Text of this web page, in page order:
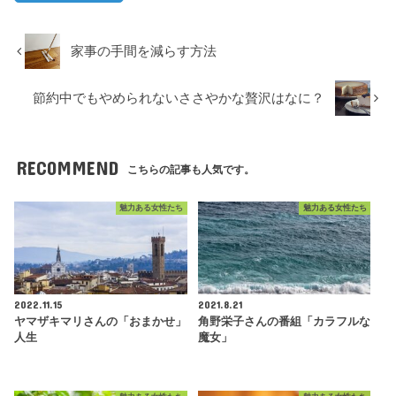
家事の手間を減らす方法
節約中でもやめられないささやかな贅沢はなに？
RECOMMEND こちらの記事も人気です。
魅力ある女性たち
2022.11.15
ヤマザキマリさんの「おまかせ」
人生
魅力ある女性たち
2021.8.21
角野栄子さんの番組「カラフルな
魔女」